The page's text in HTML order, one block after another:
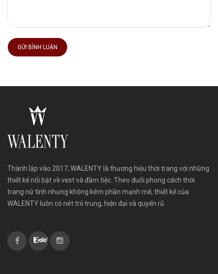
GỬI BÌNH LUẬN
Thành lập vào 2017, WALENTY là thương hiệu thời trang với những
thiết kế nổi bật về vest và đầm tiệc. Theo đuổi phong cách thời
trang nữ tính nhưng không kém phần mạnh mẽ, thiết kế của
WALENTY luôn có nét trẻ trung, hiện đại và quyến rũ.